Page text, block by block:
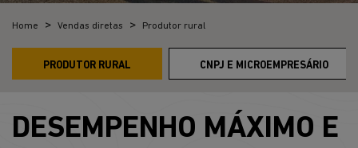
Home Vendas diretas Produtor rural
CNPJ E MICROEMPRESÁRIO
PRODUTOR RURAL
DESEMPENHO MÁXIMO E